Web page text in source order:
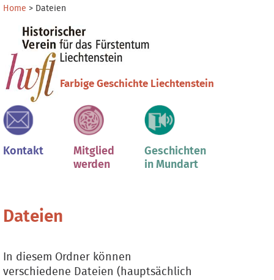
Direkt
Inhalt
Direkt
zur
Navigation
Benutzerspezifische
Home > Dateien
Farbige Geschichte Liechtenstein
Kontakt
Mitglied
werden
Geschichten
in Mundart
Dateien
In diesem Ordner können
verschiedene Dateien (hauptsächlich